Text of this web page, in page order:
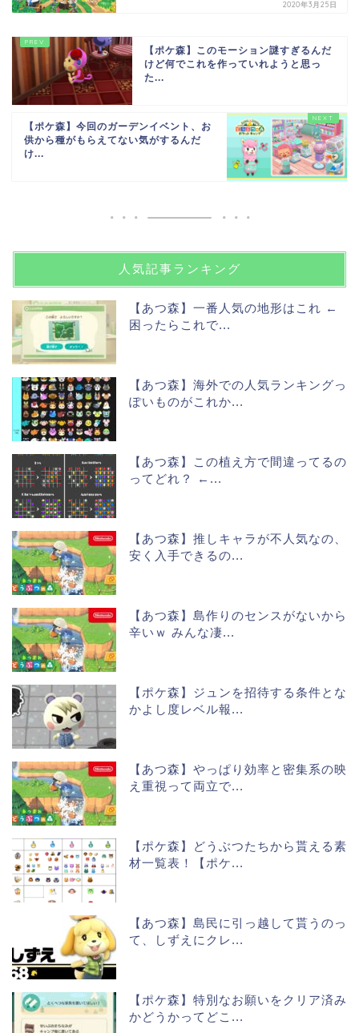
2020年3月25日
【ポケ森】このモーション謎すぎるんだ
けど何でこれを作っていれようと思っ
た...
【ポケ森】今回のガーデンイベント、お
供から種がもらえてない気がするんだ
け...
人気記事ランキング
【あつ森】一番人気の地形はこれ ←
困ったらこれで...
【あつ森】海外での人気ランキングっ
ぽいものがこれか...
【あつ森】この植え方で間違ってるの
ってどれ？ ←...
【あつ森】推しキャラが不人気なの、
安く入手できるの...
【あつ森】島作りのセンスがないから
辛いｗ みんな凄...
【ポケ森】ジュンを招待する条件とな
かよし度レベル報...
【あつ森】やっぱり効率と密集系の映
え重視って両立で...
【ポケ森】どうぶつたちから貰える素
材一覧表！【ポケ...
【あつ森】島民に引っ越して貰うのっ
て、しずえにクレ...
【ポケ森】特別なお願いをクリア済み
かどうかってどこ...